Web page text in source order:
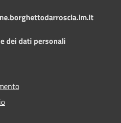
dei dati personali